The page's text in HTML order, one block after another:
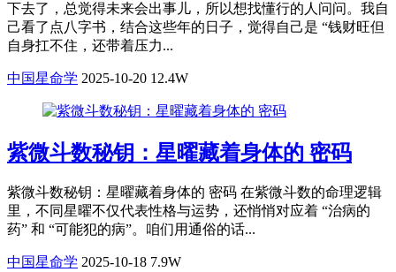
下去了，总觉得未来会出事儿，所以想找懂行的人问问。我自
己看了点八字书，结合这些年的日子，觉得自己是 “钱财旺但
自身扛不住，还带着压力...
中国星命学 2025-10-20 12.4W
紫微斗数秘钥：星曜藏着身体的 密码
紫微斗数秘钥：星曜藏着身体的 密码 在紫微斗数的命理逻辑
里，不同星曜不仅代表性格与运势，还悄悄对应着 “治病的
药” 和 “可能犯的病”。咱们用通俗的话...
中国星命学 2025-10-18 7.9W